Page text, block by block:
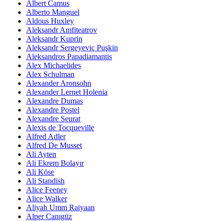
Albert Camus
Alberto Manguel
Aldous Huxley
Aleksandr Amfiteatrov
Aleksandr Kuprin
Aleksandr Sergeyeviç Puşkin
Aleksandros Papadiamantis
Alex Michaelides
Alex Schulman
Alexander Aronsohn
Alexander Lernet Holenia
Alexandre Dumas
Alexandre Postel
Alexandre Seurat
Alexis de Tocqueville
Alfred Adler
Alfred De Musset
Ali Ayten
Ali Ekrem Bolayır
Ali Köse
Ali Standish
Alice Feeney
Alice Walker
Aliyah Umm Raiyaan
Alper Canıgüz